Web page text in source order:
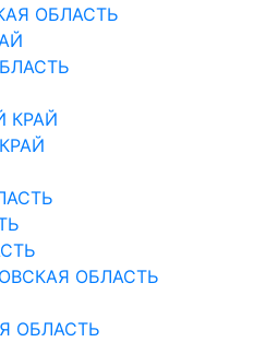
ОБЛАСТЬ
КРАЙ
ОБЛАСТЬ
ОБЛАСТЬ